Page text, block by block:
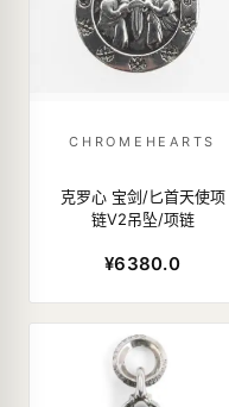
CHROMEHEARTS
克罗心 宝剑/匕首天使项
链V2吊坠/项链
¥6380.0